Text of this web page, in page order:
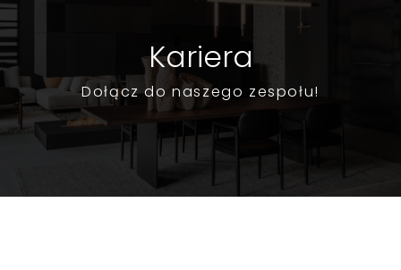
Kariera
Dołącz do naszego zespołu!